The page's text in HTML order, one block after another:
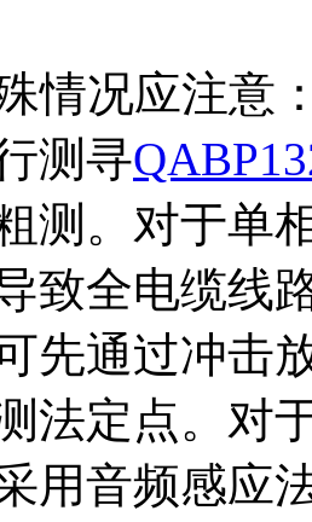
情况应注意
测寻
测。对于单
致全电缆线
先通过冲击
法定点。对
用音频感应